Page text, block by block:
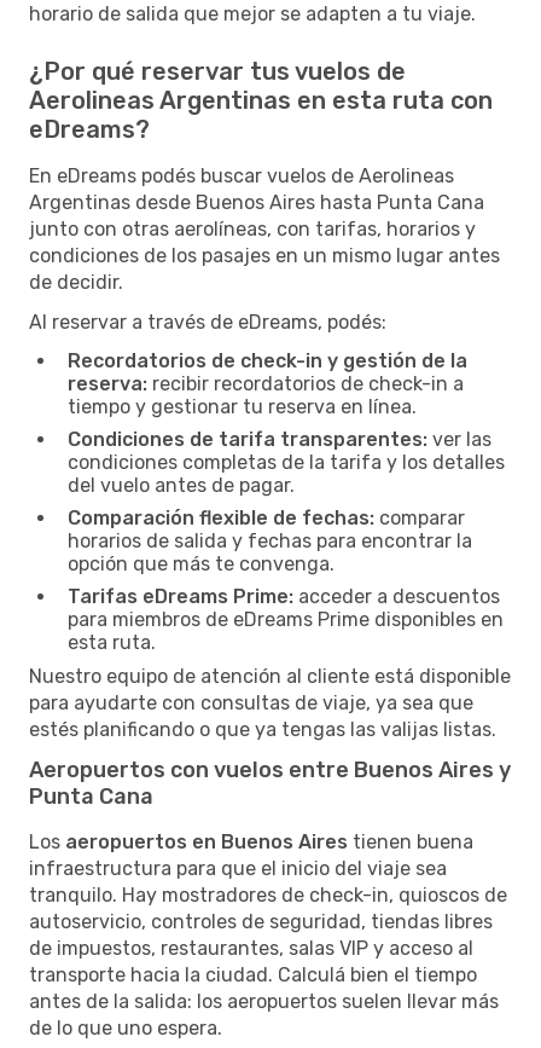
horario de salida que mejor se adapten a tu viaje.
¿Por qué reservar tus vuelos de
Aerolineas Argentinas en esta ruta con
eDreams?
En eDreams podés buscar vuelos de Aerolineas
Argentinas desde Buenos Aires hasta Punta Cana
junto con otras aerolíneas, con tarifas, horarios y
condiciones de los pasajes en un mismo lugar antes
de decidir.
Al reservar a través de eDreams, podés:
Recordatorios de check-in y gestión de la
reserva: recibir recordatorios de check-in a
tiempo y gestionar tu reserva en línea.
Condiciones de tarifa transparentes: ver las
condiciones completas de la tarifa y los detalles
del vuelo antes de pagar.
Comparación flexible de fechas: comparar
horarios de salida y fechas para encontrar la
opción que más te convenga.
Tarifas eDreams Prime: acceder a descuentos
para miembros de eDreams Prime disponibles en
esta ruta.
Nuestro equipo de atención al cliente está disponible
para ayudarte con consultas de viaje, ya sea que
estés planificando o que ya tengas las valijas listas.
Aeropuertos con vuelos entre Buenos Aires y
Punta Cana
Los aeropuertos en Buenos Aires tienen buena
infraestructura para que el inicio del viaje sea
tranquilo. Hay mostradores de check-in, quioscos de
autoservicio, controles de seguridad, tiendas libres
de impuestos, restaurantes, salas VIP y acceso al
transporte hacia la ciudad. Calculá bien el tiempo
antes de la salida: los aeropuertos suelen llevar más
de lo que uno espera.